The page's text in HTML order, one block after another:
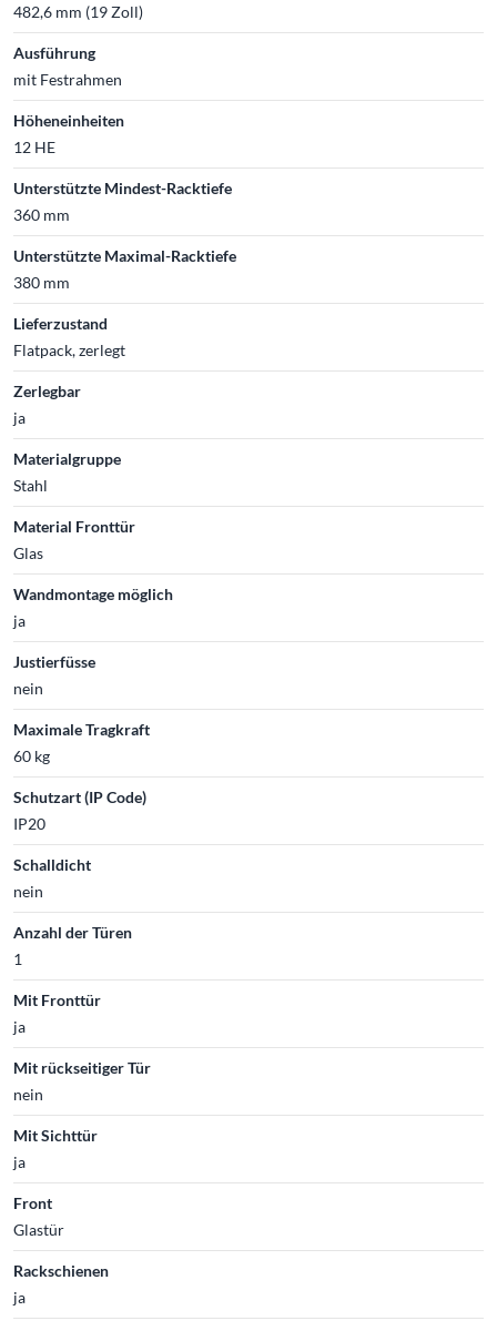
482,6 mm (19 Zoll)
Ausführung
mit Festrahmen
Höheneinheiten
12 HE
Unterstützte Mindest-Racktiefe
360 mm
Unterstützte Maximal-Racktiefe
380 mm
Lieferzustand
Flatpack, zerlegt
Zerlegbar
ja
Materialgruppe
Stahl
Material Fronttür
Glas
Wandmontage möglich
ja
Justierfüsse
nein
Maximale Tragkraft
60 kg
Schutzart (IP Code)
IP20
Schalldicht
nein
Anzahl der Türen
1
Mit Fronttür
ja
Mit rückseitiger Tür
nein
Mit Sichttür
ja
Front
Glastür
Rackschienen
ja